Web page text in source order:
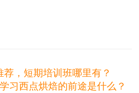
，短期培训班哪里有？
习西点烘焙的前途是什么？